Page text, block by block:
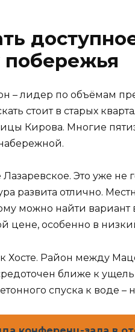
– лидер по объёмам
стоит в старых
Кирова. Многие
Это уже не
развита отлично.
можно найти
цене, особенно в
Хосте. Район между
ближе к
спуска к воде